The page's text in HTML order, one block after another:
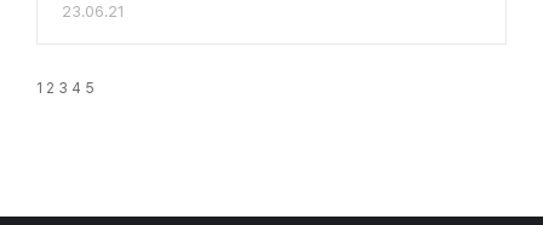
23.06.21
1 2 3 4 5